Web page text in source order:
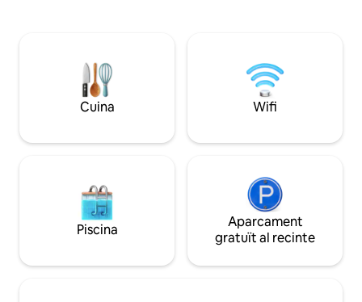
interior elimina les possibles molèsties
de les refrescants nits d'hivern que viu
aquesta illa desèrtica de vegades.
bàsics com ara
tetera, cafetera ...
Cuina Wifi
Piscina
Aparcament
gratuït al recinte